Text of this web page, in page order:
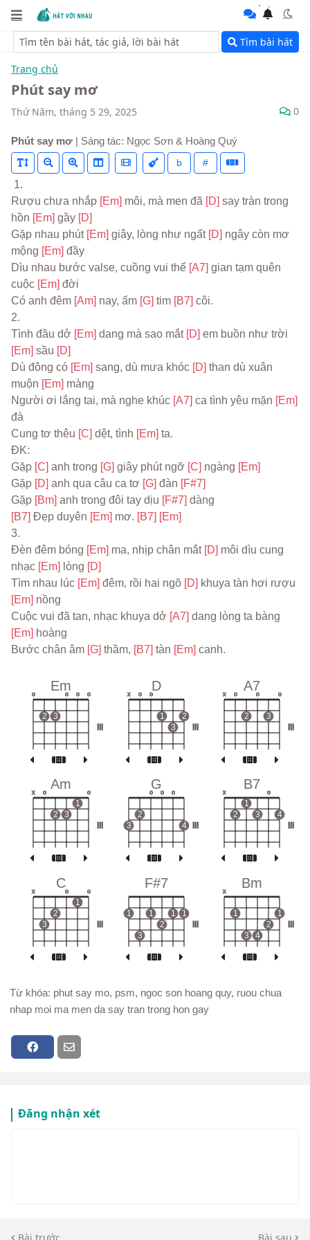
Tìm bài hát
Trang chủ
Phút say mơ
Thứ Năm, tháng 5 29, 2025 0
Phút say mơ | Sáng tác: Ngọc Sơn & Hoàng Quý
b #
1.
Rượu chưa nhắp [Em] môi, mà men đã [D] say tràn trong
hồn [Em] gầy [D]
Gặp nhau phút [Em] giây, lòng như ngất [D] ngây còn mơ
mộng [Em] đầy
Dìu nhau bước valse, cuồng vui thế [A7] gian tạm quên
cuộc [Em] đời
Có anh đêm [Am] nay, ấm [G] tim [B7] côi.
2.
Tình đầu dở [Em] dang mà sao mắt [D]
[Em] sầu [D]
Dù đông có [Em] sang, dù mưa khóc [D] than dù xuân
muộn [Em] màng
Người ơi lắng tai, mà nghe khúc [A7] ca tình yêu mặn
đà
Cung tơ thêu [C] dệt, tình [Em] ta.
ĐK:
Gặp [C] anh trong [G] giây phút ngỡ [C] ngàng [Em]
Gặp [D] anh qua câu ca tơ [G] đàn [F#7]
Gặp [Bm] anh trong đôi tay dịu [F#7] dàng
[B7] Đẹp duyên [Em] mơ. [B7] [Em]
3.
Đèn đêm bóng [Em] ma, nhịp chân mắt [D] môi dìu cung
nhạc [Em] lòng [D]
Tìm nhau lúc [Em] đêm, rồi hai ngõ [D]
[Em] nồng
Cuộc vui đã tan, nhạc khuya dở [A7]
[Em] hoàng
Bước chân âm [G] thầm, [B7] tàn [Em] canh.
Em
o
2 3
o o o
D
x o o
1
3
2
A7
x o
2
o
3
o
Am
x o
2 3
1
o
G
3
2
o o o
4
B7
x
2
1
3
o
4
C
x
3
2
o
1
o
F#7
1
3
1
2
1 1
Bm
x
1
3 4
2
1
Từ khóa: phut say mo, psm, ngoc son hoang quy, ruou chua
nhap moi ma men da say tran trong hon gay
Đăng nhận xét
Bài trước Bài sau